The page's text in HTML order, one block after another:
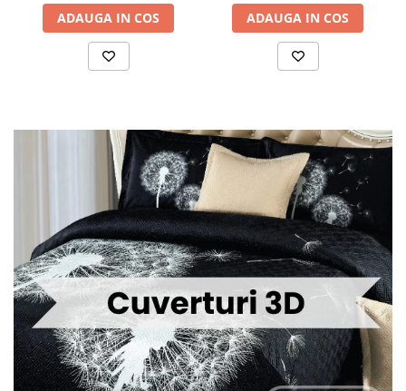
ADAUGA IN COS ADAUGA IN COS